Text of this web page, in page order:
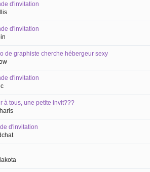
d'invitation
d'invitation
de graphiste cherche hébergeur sexy
d'invitation
à tous, une petite invit???
d'invitation